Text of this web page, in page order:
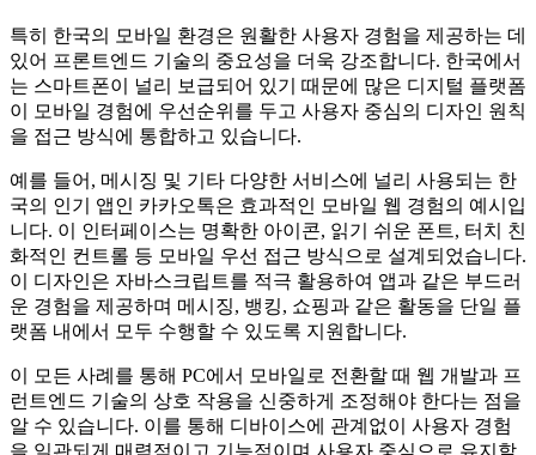
특히 한국의 모바일 환경은 원활한 사용자 경험을 제공하는 데
있어 프론트엔드 기술의 중요성을 더욱 강조합니다. 한국에서
는 스마트폰이 널리 보급되어 있기 때문에 많은 디지털 플랫폼
이 모바일 경험에 우선순위를 두고 사용자 중심의 디자인 원칙
을 접근 방식에 통합하고 있습니다.
예를 들어, 메시징 및 기타 다양한 서비스에 널리 사용되는 한
국의 인기 앱인 카카오톡은 효과적인 모바일 웹 경험의 예시입
니다. 이 인터페이스는 명확한 아이콘, 읽기 쉬운 폰트, 터치 친
화적인 컨트롤 등 모바일 우선 접근 방식으로 설계되었습니다.
이 디자인은 자바스크립트를 적극 활용하여 앱과 같은 부드러
운 경험을 제공하며 메시징, 뱅킹, 쇼핑과 같은 활동을 단일 플
랫폼 내에서 모두 수행할 수 있도록 지원합니다.
이 모든 사례를 통해 PC에서 모바일로 전환할 때 웹 개발과 프
런트엔드 기술의 상호 작용을 신중하게 조정해야 한다는 점을
알 수 있습니다. 이를 통해 디바이스에 관계없이 사용자 경험